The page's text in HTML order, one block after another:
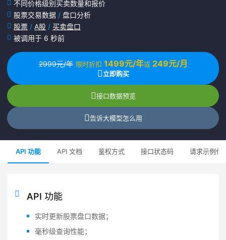
不同价格级别买卖数量和报价
股票交易数据 / 盘口分析
股票 / A股 / 买卖盘口
被调用于 6 秒前
2999元/年 限时折扣 1499元/年或 249元/月
立即购买
接口数据预览
告诉大模型怎么用
API 功能 API 文档 鉴权方式 接口状态码 请求示例代
API 功能
实时更新股票盘口数据；
毫秒级查询性能；